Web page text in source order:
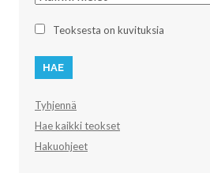
Teoksesta on kuvituksia
Tyhjennä
Hae kaikki teokset
Hakuohjeet